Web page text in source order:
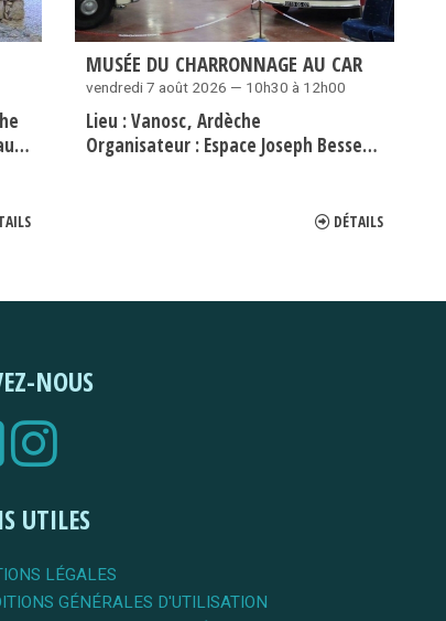
MUSÉE DU CHARRONNAGE AU CAR
vendredi 7 août 2026 — 10h30 à 12h00
Lieu :Vanosc Ardèche
Organisateur : Espace Joseph Besset - Musée du Charronnage Au Car
DÉTAILS
NOUS
UTILES
LÉGALES
GÉNÉRALES D'UTILISATION